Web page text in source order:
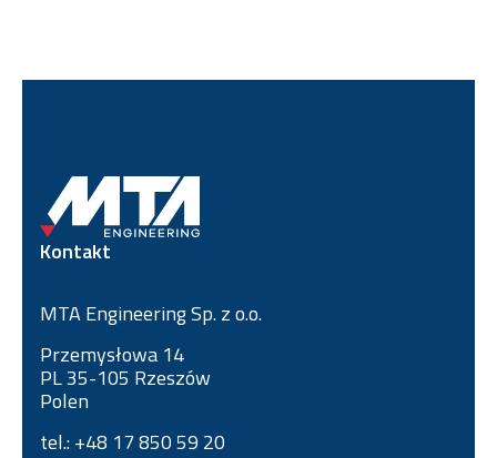
Kontakt
MTA Engineering Sp. z o.o.
Przemysłowa 14
PL 35-105 Rzeszów
Polen
tel.: +48 17 850 59 20